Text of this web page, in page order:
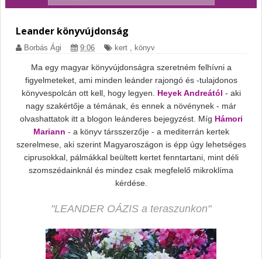
Leander könyvújdonság
Borbás Ági 9:06 kert , könyv
Ma egy magyar könyvújdonságra szeretném felhívni a
figyelmeteket, ami minden leánder rajongó és -tulajdonos
könyvespolcán ott kell, hogy legyen. Heyek Andreától - aki
nagy szakértője a témának, és ennek a növénynek - már
olvashattatok itt a blogon leánderes bejegyzést. Míg Hámori
Mariann - a könyv társszerzője - a mediterrán kertek
szerelmese, aki szerint Magyaroszágon is épp úgy lehetséges
ciprusokkal, pálmákkal beültett kertet fenntartani, mint déli
szomszédainknál és mindez csak megfelelő mikroklíma
kérdése.
"LEANDER OÁZIS a teraszunkon"